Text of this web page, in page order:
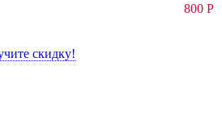
800 Р
скидку!